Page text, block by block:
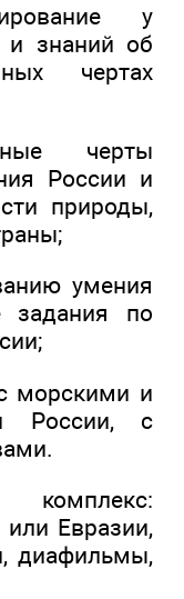
у
и знаний об
чертах
черты
России и
природы,
умения
задания по
морскими и
России, с
или Евразии,
диафильмы,